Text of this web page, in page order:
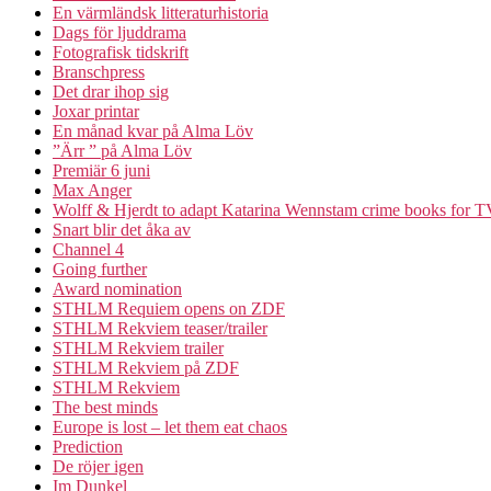
En värmländsk litteraturhistoria
Dags för ljuddrama
Fotografisk tidskrift
Branschpress
Det drar ihop sig
Joxar printar
En månad kvar på Alma Löv
”Ärr ” på Alma Löv
Premiär 6 juni
Max Anger
Wolff & Hjerdt to adapt Katarina Wennstam crime books for
Snart blir det åka av
Channel 4
Going further
Award nomination
STHLM Requiem opens on ZDF
STHLM Rekviem teaser/trailer
STHLM Rekviem trailer
STHLM Rekviem på ZDF
STHLM Rekviem
The best minds
Europe is lost – let them eat chaos
Prediction
De röjer igen
Im Dunkel